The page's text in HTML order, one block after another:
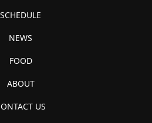
SCHEDULE
NEWS
FOOD
ABOUT
US